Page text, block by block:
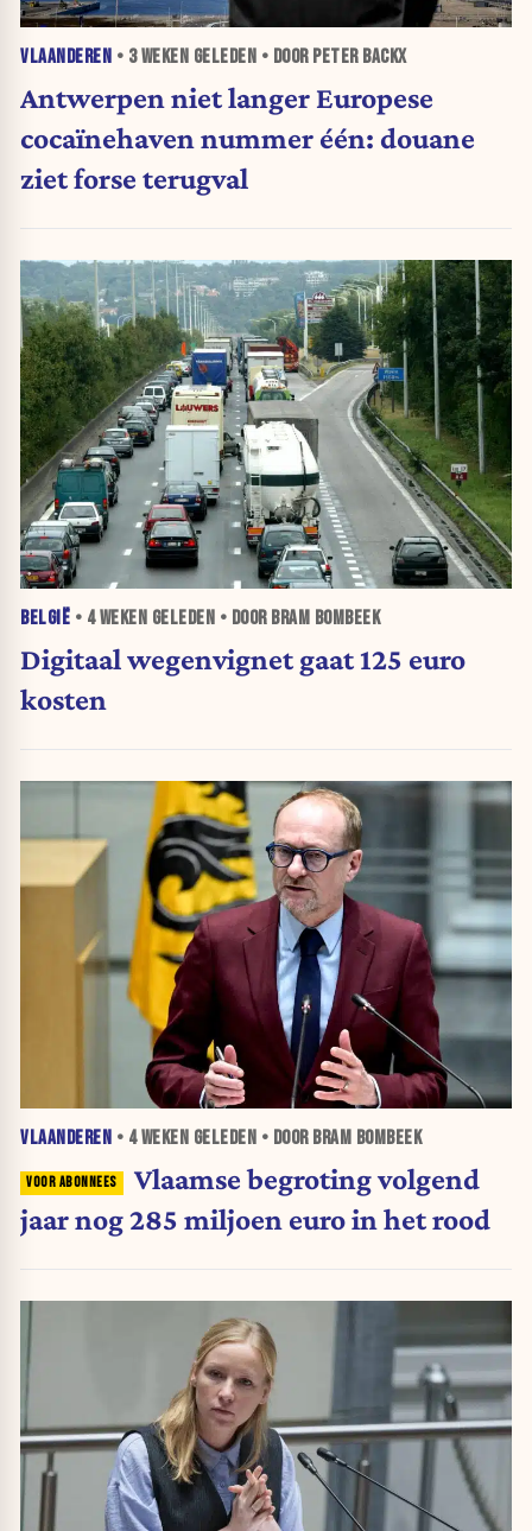
VLAANDEREN • 3 WEKEN GELEDEN • DOOR PETER BACKX
Antwerpen niet langer Europese
cocaïnehaven nummer één: douane
ziet forse terugval
BELGIË • 4 WEKEN GELEDEN • DOOR BRAM BOMBEEK
Digitaal wegenvignet gaat 125 euro
kosten
VLAANDEREN • 4 WEKEN GELEDEN • DOOR BRAM BOMBEEK
Vlaamse begroting volgend
jaar nog 285 miljoen euro in het rood